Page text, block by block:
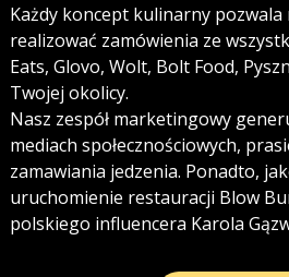
Każdy koncept kulinarny
realizować zamówienia ze
Eats, Glovo, Wolt, Bolt Food,
Twojej okolicy.
Nasz zespół marketingowy
mediach społecznościowych,
zamawiania jedzenia. Ponadto,
uruchomienie restauracji Blow
polskiego influencera Karola